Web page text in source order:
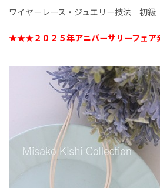
ワイヤーレース・ジュエリー技法 初級
★★★２０２５年アニバーサリーフェ